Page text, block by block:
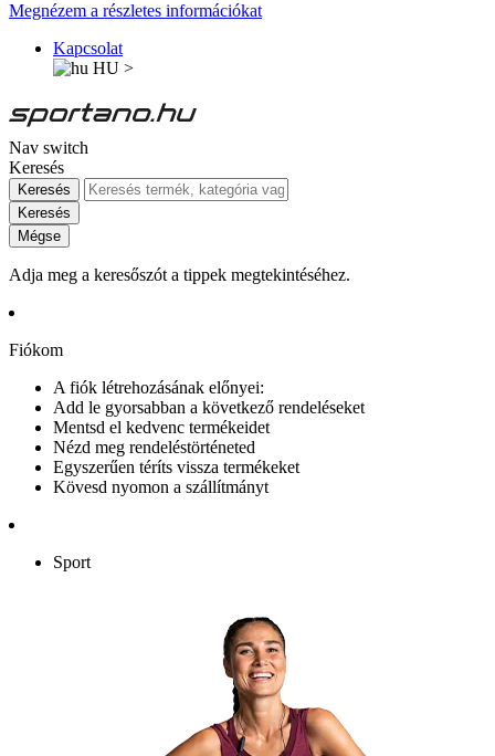
Megnézem a részletes információkat
Kapcsolat
HU >
Nav switch
Keresés
Keresés
Keresés
Mégse
Adja meg a keresőszót a tippek megtekintéséhez.
Fiókom
A fiók létrehozásának előnyei:
Add le gyorsabban a következő rendeléseket
Mentsd el kedvenc termékeidet
Nézd meg rendeléstörténeted
Egyszerűen téríts vissza termékeket
Kövesd nyomon a szállítmányt
Sport